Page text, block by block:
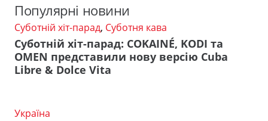
Популярні новини
Суботній хіт-парад, Суботня кава
Суботній хіт-парад: COKAINÉ, KODI та
OMEN представили нову версію Cuba
Libre & Dolce Vita
Україна